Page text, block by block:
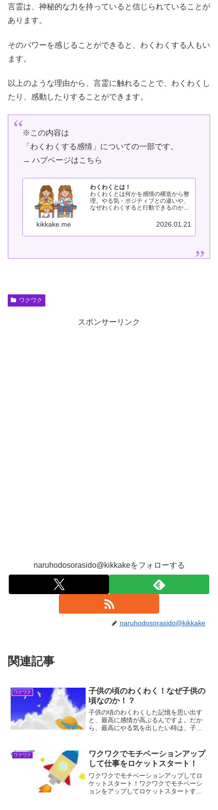
言霊は、神秘的な力を持っていると信じられていることが
あります。
そのパワーを感じることができると、わくわくする人もい
ます。
以上のような理由から、言霊に触れることで、わくわくし
たり、感動したりすることができます。
※この内容は
「わくわくする感情」についての一部です。
→ ハブページはこちら
わくわくとは！
わくわくとは何かを感情の構造から整
理。やる気・ポジティブとの違いや、
なぜわくわくすると行動できるのかを
行動が自然に始まる感情の正体をまと
めたハブページ。わくわくとは「こ
れ、知りたい／確かめたい」という意
kikkake.me 2026.01.21
ワクワク
スポンサーリンク
naruhodosorasido@kikkakeをフォローする
naruhodosorasido@kikkake
関連記事
ワクワク
子供の頃のわくわく！なぜ子供の
頃なのか！？
子供の頃のわくわくした記憶を思い出す
と、最高に感情が高ぶるんですよ。だか
ら、最高にやる気を出したい時は、子供
思い出す理由子供の頃のわくわくを思い
出す理由は、懐かしいから...
ワクワク
ワクワクでモチベーションアップ
して仕事をロケットスタート！
ワクワクでモチベーションアップしてロ
ケットスタート！ワクワクでモチベーシ
ョンをアップしてロケットスタートする